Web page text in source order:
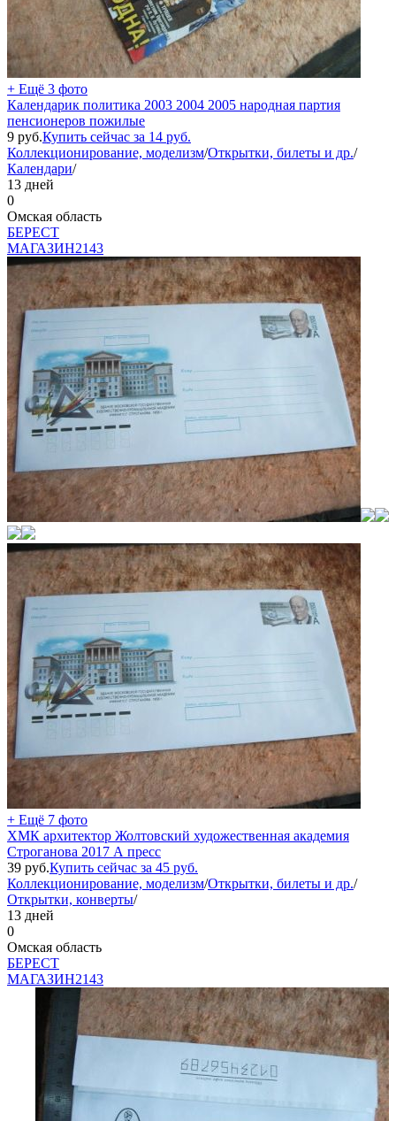
+ Ещё 3 фото
Календарик политика 2003 2004 2005 народная партия
пенсионеров пожилые
9 руб.Купить сейчас за 14 руб.
Коллекционирование, моделизм/Открытки, билеты и др./
Календари/
13 дней
0
Омская область
БEPECT
МАГАЗИН2143
+ Ещё 7 фото
ХМК архитектор Жолтовский художественная академия
Строганова 2017 А пресс
39 руб.Купить сейчас за 45 руб.
Коллекционирование, моделизм/Открытки, билеты и др./
Открытки, конверты/
13 дней
0
Омская область
БEPECT
МАГАЗИН2143